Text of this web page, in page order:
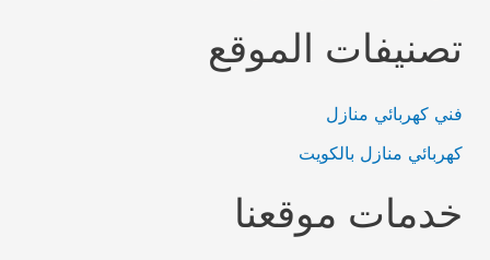
تصنيفات الموقع
فني كهربائي منازل
كهربائي منازل بالكويت
خدمات موقعنا